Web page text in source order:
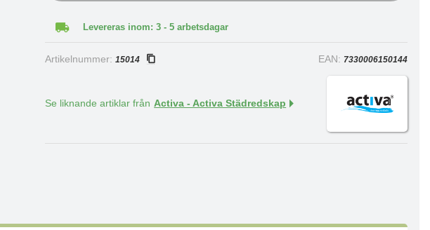
Levereras inom: 3 - 5 arbetsdagar
Artikelnummer:15014 EAN: 7330006150144
Se liknande artiklar från Activa - Activa Städredskap